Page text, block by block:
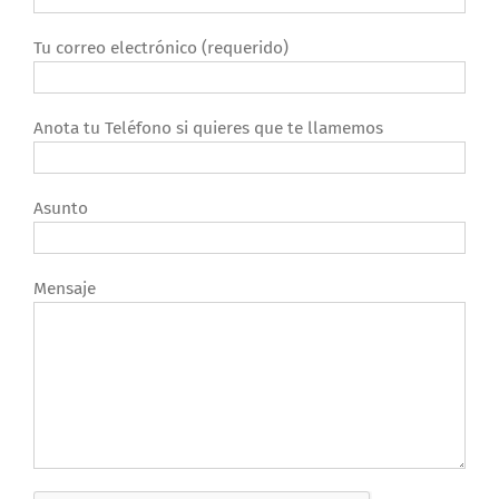
Tu correo electrónico (requerido)
Anota tu Teléfono si quieres que te llamemos
Asunto
Mensaje